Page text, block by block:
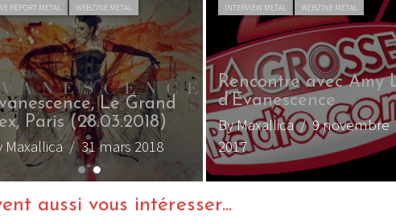
aussi vous intéresser...